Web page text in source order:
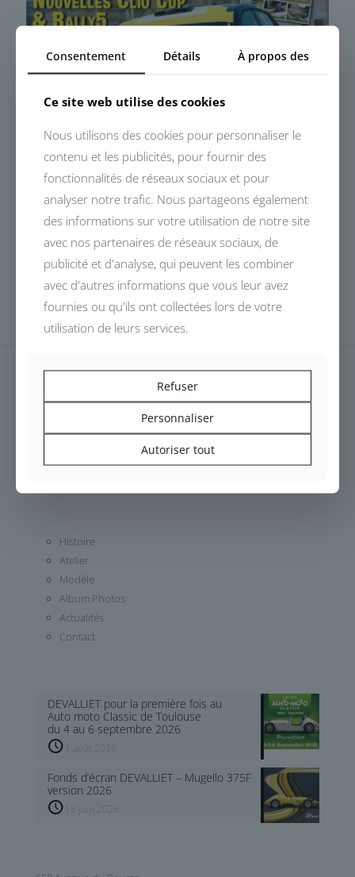
Dessinés, conçus et fabriqués en France,
Histoire
Atelier
Modèle
Album Photos
Actualités
Contact
DEVALLIET pour la première fois au
Auto moto Classic de Toulouse
du 4 au 6 septembre 2026
1 août 2026
Fonds d’écran DEVALLIET – Mugello 375F
version 2026
18 juin 2026
Consentement Détails À propos des
Ce site web utilise des cookies
Nous utilisons des cookies pour personnaliser le
contenu et les publicités, pour fournir des
fonctionnalités de réseaux sociaux et pour
analyser notre trafic. Nous partageons également
des informations sur votre utilisation de notre site
avec nos partenaires de réseaux sociaux, de
publicité et d'analyse, qui peuvent les combiner
avec d'autres informations que vous leur avez
fournies ou qu'ils ont collectées lors de votre
utilisation de leurs services.
Refuser
Personnaliser
Autoriser tout